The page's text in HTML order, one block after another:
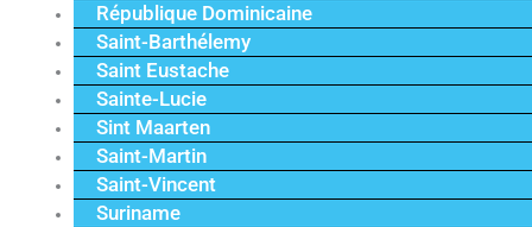
République Dominicaine
Saint-Barthélemy
Saint Eustache
Sainte-Lucie
Sint Maarten
Saint-Martin
Saint-Vincent
Suriname